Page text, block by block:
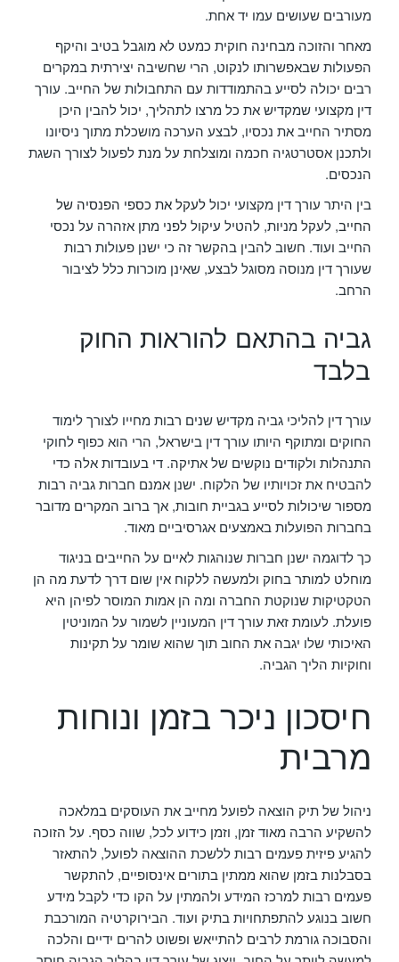
מעורבים שעושים עמו יד אחת.
מאחר והזוכה מבחינה חוקית כמעט לא מוגבל בטיב והיקף
הפעולות שבאפשרותו לנקוט, הרי שחשיבה יצירתית במקרים
רבים יכולה לסייע בהתמודדות עם התחבולות של החייב. עורך
דין מקצועי שמקדיש את כל מרצו לתהליך, יכול להבין היכן
מסתיר החייב את נכסיו, לבצע הערכה מושכלת מתוך ניסיונו
ולתכנן אסטרטגיה חכמה ומוצלחת על מנת לפעול לצורך השגת
הנכסים.
בין היתר עורך דין מקצועי יכוללעקל את כספי הפנסיה של
החייב, לעקל מניות, להטיל עיקול לפני מתן אזהרה על נכסי
החייב ועוד. חשוב להבין בהקשר זה כי ישנן פעולות רבות
שעורך דין מנוסה מסוגל לבצע, שאינן מוכרות כלל לציבור
הרחב.
גביה בהתאם להוראות החוק
בלבד
עורך דין להליכי גביה מקדיש שנים רבות מחייו לצורך לימוד
החוקים ומתוקף היותו עורך דין בישראל, הרי הוא כפוף לחוקי
התנהלות ולקודים נוקשים של אתיקה. די בעובדות אלה כדי
להבטיח את זכויותיו של הלקוח. ישנן אמנם חברות גביה רבות
מספור שיכולות לסייע בגביית חובות, אך ברוב המקרים מדובר
בחברות הפועלות באמצעים אגרסיביים מאוד.
כך לדוגמה ישנן חברות שנוהגות לאיים על החייבים בניגוד
מוחלט למותר בחוק ולמעשה ללקוח אין שום דרך לדעת מה הן
הטקטיקות שנוקטת החברה ומה הן אמות המוסר לפיהן היא
פועלת. לעומת זאת עורך דין המעוניין לשמור על המוניטין
האיכותי שלו יגבה את החוב תוך שהוא שומר על תקינות
וחוקיות הליך הגביה.
חיסכון ניכר בזמן ונוחות
מרבית
ניהול של תיק הוצאה לפועל מחייב את העוסקים במלאכה
להשקיע הרבה מאוד זמן, וזמן כידוע לכל, שווה כסף. על הזוכה
להגיע פיזית פעמים רבות ללשכת ההוצאה לפועל, להתאזר
בסבלנות בזמן שהוא ממתין בתורים אינסופיים, להתקשר
פעמים רבות למרכז המידע ולהמתין על הקו כדי לקבל מידע
חשוב בנוגע להתפתחויות בתיק ועוד. הבירוקרטיה המורכבת
והסבוכה גורמת לרבים להתייאש ופשוט להרים ידיים והלכה